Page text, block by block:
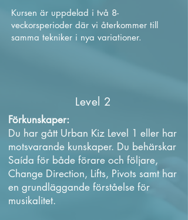
Kursen är uppdelad i två 8-
veckorsperioder där vi återkommer till
samma tekniker i nya variationer.
Level 2
Förkunskaper:
Du har gått Urban Kiz Level 1 eller har
motsvarande kunskaper. Du behärskar
Saída för både förare och följare,
Change Direction, Lifts, Pivots samt har
en grundläggande förståelse för
musikalitet.